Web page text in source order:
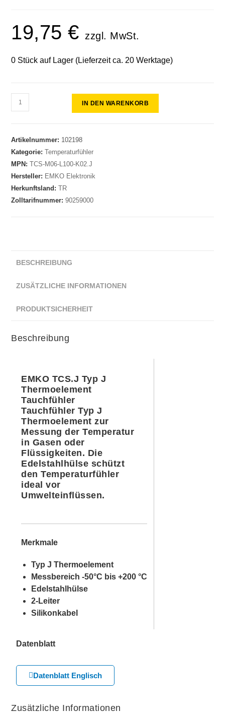
19,75€ zzgl. MwSt.
0 Stück auf Lager (Lieferzeit ca. 20 Werktage)
IN DEN WARENKORB
Artikelnummer: 102198
Kategorie:Temperaturfühler
MPN:TCS-M06-L100-K02.J
Hersteller: EMKO Elektronik
Herkunftsland:TR
Zolltarifnummer:90259000
BESCHREIBUNG
ZUSÄTZLICHE INFORMATIONEN
PRODUKTSICHERHEIT
Beschreibung
EMKO TCS.J Typ J
Thermoelement
Tauchfühler
Tauchfühler Typ J
Thermoelement zur
Messung der Temperatur
in Gasen oder
Flüssigkeiten. Die
Edelstahlhülse schützt
den Temperaturfühler
ideal vor
Umwelteinflüssen.
Merkmale
Typ J Thermoelement
Messbereich -50°C bis +200 °C
Edelstahlhülse
2-Leiter
Silikonkabel
Datenblatt
Datenblatt Englisch
Zusätzliche Informationen